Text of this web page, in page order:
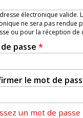
électronique valide.
ne sera pas rendue
ou pour la réception de
passe *
le mot de
un mot de